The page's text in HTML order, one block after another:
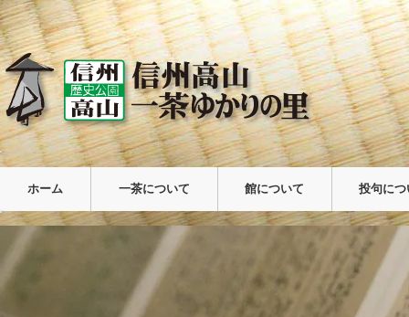
ホーム 一茶について 館について 投句に